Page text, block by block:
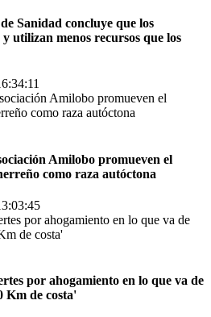
Sanidad concluye que los
utilizan menos recursos que los
Amilobo promueven el
como raza autóctona
por ahogamiento en lo que va de
Km de costa'